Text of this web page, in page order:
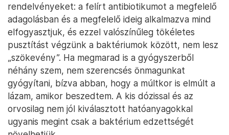
rendelvényeket: a felírt antibiotikumot a megfelelő
adagolásban és a megfelelő ideig alkalmazva mind
elfogyasztjuk, és ezzel valószínűleg tökéletes
pusztítást végzünk a baktériumok között, nem lesz
„szökevény”. Ha megmarad is a gyógyszerből
néhány szem, nem szerencsés önmagunkat
gyógyítani, bízva abban, hogy a múltkor is elmúlt a
lázam, amikor beszedtem. A kis dózissal és az
orvosilag nem jól kiválasztott hatóanyagokkal
ugyanis megint csak a baktérium edzettségét